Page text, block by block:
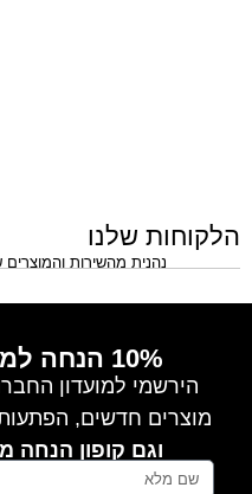
הלקוחות שלנו
נהנית מהשירות והמוצרים
10% הנחה למצטרפות חדשות!
הירשמי למועדון
מוצרים חדשים,
וגם קופון הנחה